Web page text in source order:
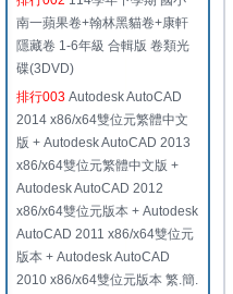
南一蘋果卷+翰林黑貓卷+康軒
隱藏卷 1-6年級 合輯版 卷類光
碟(3DVD)
排行003 Autodesk AutoCAD
2014 x86/x64雙位元繁體中文
版 + Autodesk AutoCAD 2013
x86/x64雙位元繁體中文版 +
Autodesk AutoCAD 2012
x86/x64雙位元版本 + Autodesk
AutoCAD 2011 x86/x64雙位元
版本 + Autodesk AutoCAD
2010 x86/x64雙位元版本 繁.簡.